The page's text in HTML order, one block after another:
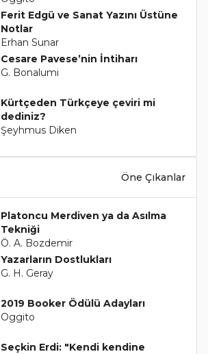
Ferit Edgü ve Sanat Yazını Üstüne
Notlar
Erhan Sunar
Cesare Pavese’nin İntiharı
G. Bonalumi
Kürtçeden Türkçeye çeviri mi
dediniz?
Şeyhmus Diken
Öne Çıkanlar
Platoncu Merdiven ya da Asılma
Tekniği
Ö. A. Bozdemir
Yazarların Dostlukları
G. H. Geray
2019 Booker Ödülü Adayları
Oggito
Seçkin Erdi: "Kendi kendine